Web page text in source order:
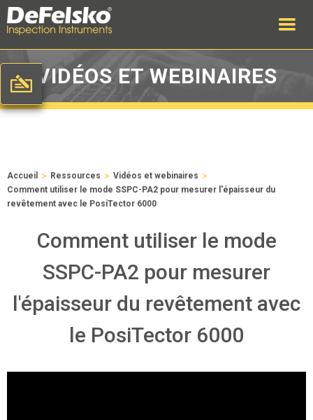
VIDÉOS ET WEBINAIRES
Accueil > Ressources > Vidéos et webinaires >
Comment utiliser le mode SSPC-PA2 pour mesurer l'épaisseur du
revêtement avec le PosiTector 6000
Comment utiliser le mode
SSPC-PA2 pour mesurer
l'épaisseur du revêtement avec
le PosiTector 6000